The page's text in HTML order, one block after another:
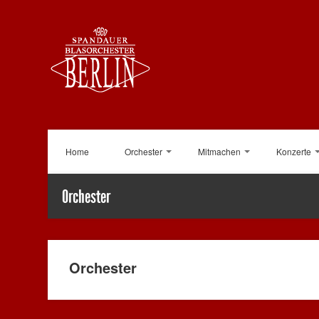
Home Orchester Mitmachen Konzerte
Orchester
Orchester